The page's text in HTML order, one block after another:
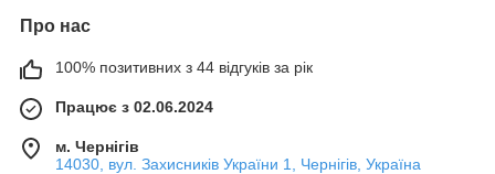
Про нас
100% позитивних з 44 відгуків за рік
Працює з 02.06.2024
м. Чернігів
14030, вул. Захисників України 1, Чернігів, Україна